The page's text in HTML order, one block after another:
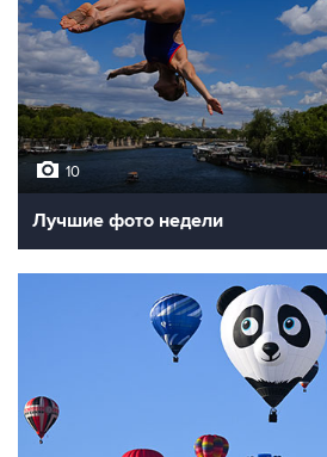
10
Лучшие фото недели